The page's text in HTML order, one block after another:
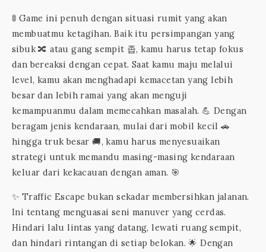
🚦 Game ini penuh dengan situasi rumit yang akan
membuatmu ketagihan. Baik itu persimpangan yang
sibuk 🔀 atau gang sempit 좁, kamu harus tetap fokus
dan bereaksi dengan cepat. Saat kamu maju melalui
level, kamu akan menghadapi kemacetan yang lebih
besar dan lebih ramai yang akan menguji
kemampuanmu dalam memecahkan masalah. 💪 Dengan
beragam jenis kendaraan, mulai dari mobil kecil 🚗
hingga truk besar 🚚, kamu harus menyesuaikan
strategi untuk memandu masing-masing kendaraan
keluar dari kekacauan dengan aman. 🎯
✨ Traffic Escape bukan sekadar membersihkan jalanan.
Ini tentang menguasai seni manuver yang cerdas.
Hindari lalu lintas yang datang, lewati ruang sempit,
dan hindari rintangan di setiap belokan. 🌟 Dengan